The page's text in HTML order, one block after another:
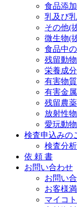
食品添
乳及び
その他(
微生物(
食品中
残留動
栄養成
有害物
有害金
残留農
放射性
愛玩動
検査申込みの
検査分
依 頼 書
お問い合わせ
お問い
お客様
マイコ